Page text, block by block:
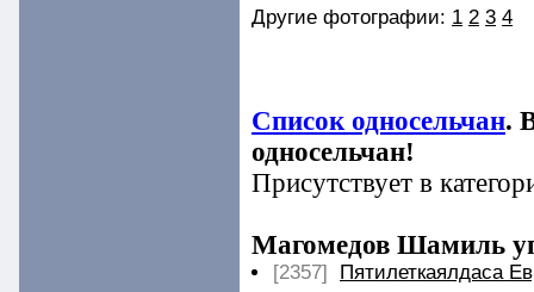
Другие фотографии: 1 2 3 4
Список односельчан.
односельчан!
Присутствует в
Магомедов Шамиль
[2357] Пятилеткаялдаса